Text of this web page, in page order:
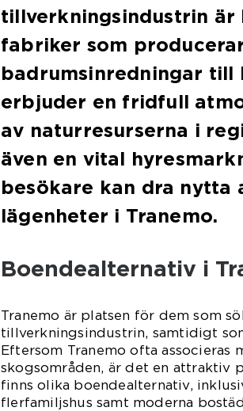
tillverkningsindustrin är
fabriker som
badrumsinredningar till
erbjuder en fridfull
av naturresurserna i
även en vital
besökare kan dra nytta
lägenheter i Tranemo.
Boendealternativ i
Tranemo är platsen för dem som
tillverkningsindustrin, samtidigt
Eftersom Tranemo ofta associeras
skogsområden, är det en attraktiv
finns olika boendealternativ,
flerfamiljshus samt moderna